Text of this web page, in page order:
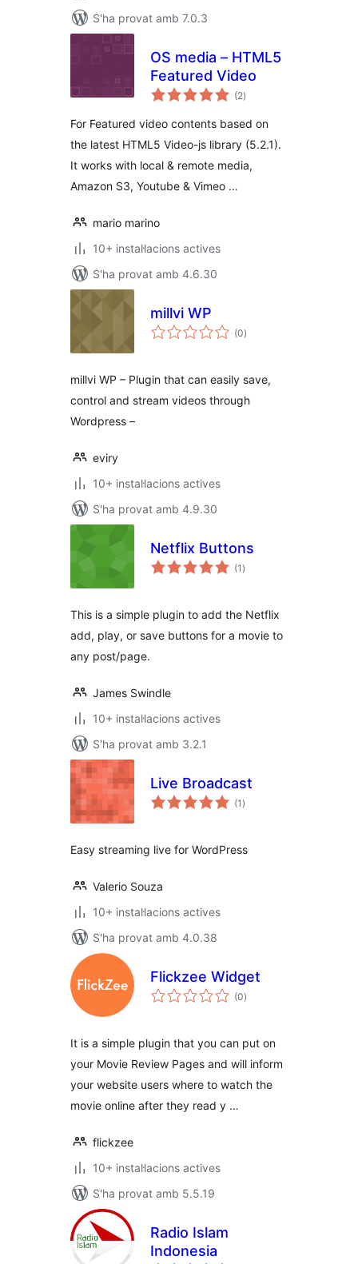
S'ha provat amb 7.0.3
OS media – HTML5
Featured Video
(2puntuacions
totals
)
For Featured video contents based on
the latest HTML5 Video-js library (5.2.1).
It works with local & remote media,
Amazon S3, Youtube & Vimeo …
mario marino
10+ instal·lacions actives
S'ha provat amb 4.6.30
millvi WP
(0puntuacions
totals
)
millvi WP – Plugin that can easily save,
control and stream videos through
Wordpress –
eviry
10+ instal·lacions actives
S'ha provat amb 4.9.30
Netflix Buttons
(1 puntuacions
totals
)
This is a simple plugin to add the Netflix
add, play, or save buttons for a movie to
any post/page.
James Swindle
10+ instal·lacions actives
S'ha provat amb 3.2.1
Live Broadcast
(1 puntuacions
totals
)
Easy streaming live for WordPress
Valerio Souza
10+ instal·lacions actives
S'ha provat amb 4.0.38
Flickzee Widget
(0puntuacions
totals
)
It is a simple plugin that you can put on
your Movie Review Pages and will inform
your website users where to watch the
movie online after they read y …
flickzee
10+ instal·lacions actives
S'ha provat amb 5.5.19
Radio Islam
Indonesia